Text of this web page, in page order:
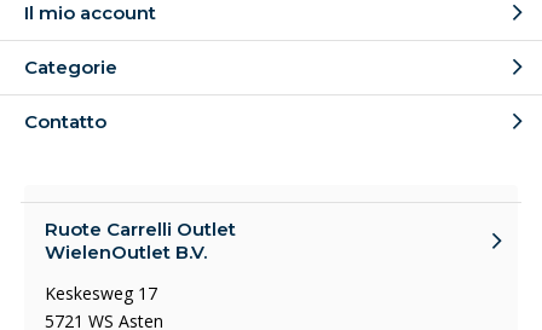
Il mio account
Categorie
Contatto
Ruote Carrelli Outlet
WielenOutlet B.V.
Keskesweg 17
5721 WS Asten